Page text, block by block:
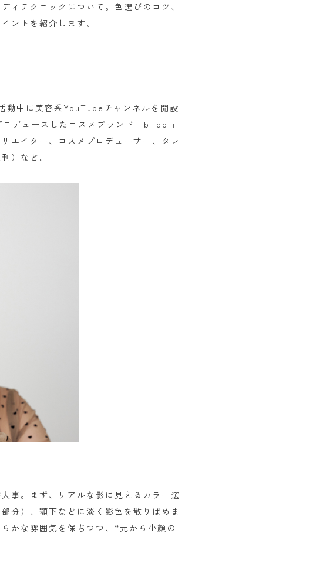
ィテクニックについて。色選びのコツ、
ントを紹介します。
動中に美容系YouTubeチャンネルを開設
デュースしたコスメブランド「b idol」
エイター、コスメプロデューサー、タレ
）など。
事。まず、リアルな影に見えるカラー選
分）、顎下などに淡く影色を散りばめま
かな雰囲気を保ちつつ、“元から小顔の